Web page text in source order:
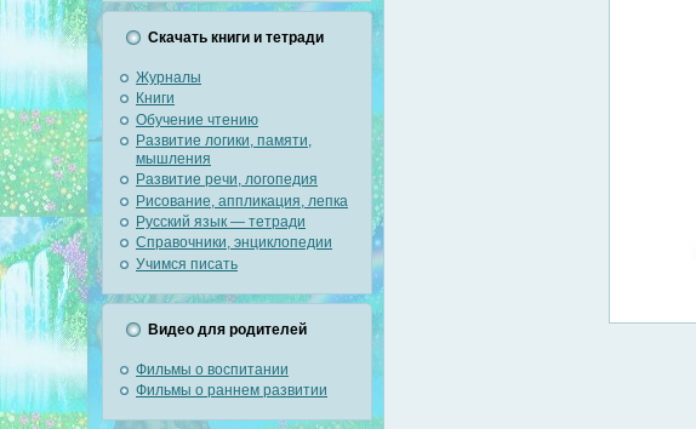
Скачать книги и тетради
Журналы
Книги
Обучение чтению
Развитие логики, памяти,
мышления
Развитие речи, логопедия
Рисование, аппликация, лепка
Русский язык — тетради
Справочники, энциклопедии
Учимся писать
Видео для родителей
Фильмы о воспитании
Фильмы о раннем развитии